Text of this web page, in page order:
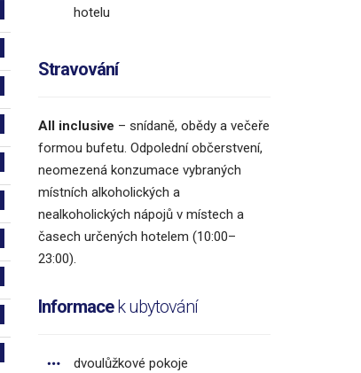
hotelu
Stravování
All inclusive – snídaně, obědy a večeře
formou bufetu. Odpolední občerstvení,
neomezená konzumace vybraných
místních alkoholických a
nealkoholických nápojů v místech a
časech určených hotelem (10:00–
23:00).
Informacek ubytování
dvoulůžkové pokoje